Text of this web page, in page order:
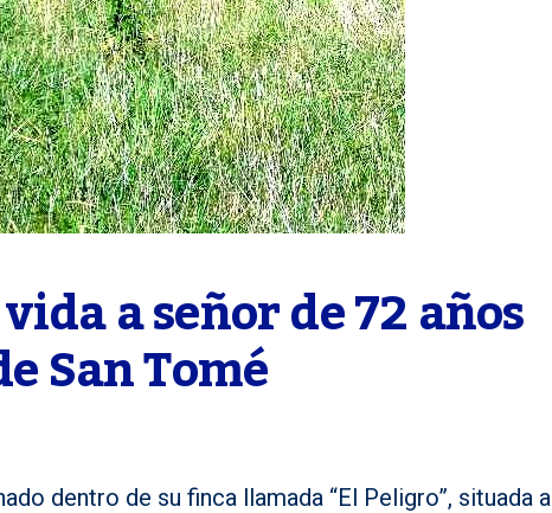
a señor de 72 años
San Tomé
dentro de su finca llamada “El Peligro”, situada a